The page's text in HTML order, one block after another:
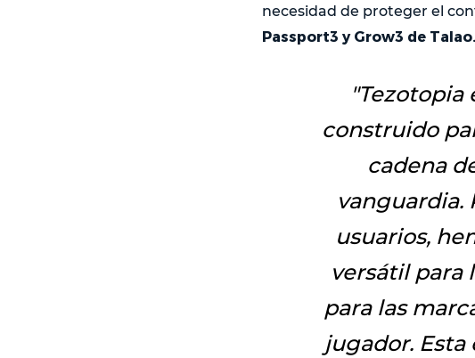
necesidad de proteger el
Passport3 y Grow3 de Talao.
"Tezotopia
construido
cadena
vanguardia.
usuarios,
versátil para
para las
jugador.Esta